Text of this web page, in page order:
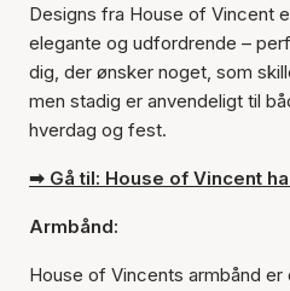
Designs fra House of Vincent
elegante og udfordrende –
dig, der ønsker noget, som
men stadig er anvendeligt til
hverdag og fest.
➡ Gå til: House of Vincent
Armbånd:
House of Vincents armbånd er